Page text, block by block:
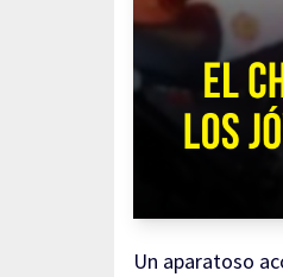
Un aparatoso